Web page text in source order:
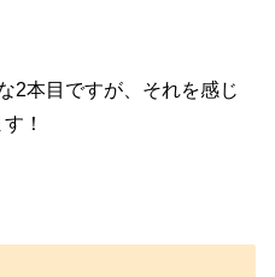
2本目ですが、それを感じ
！